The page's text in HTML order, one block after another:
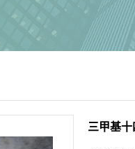
三甲基